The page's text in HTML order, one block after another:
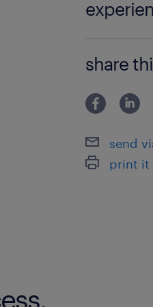
務、調達事
share
send
print it